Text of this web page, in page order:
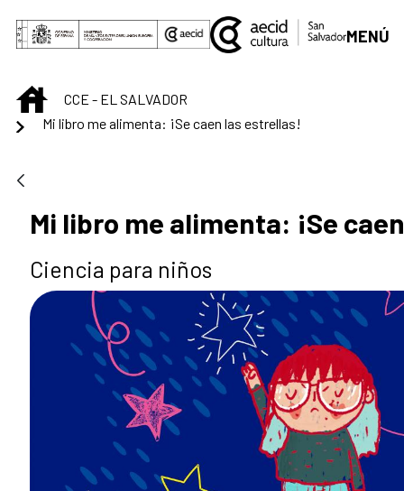
Saltar al contenido principal
MENÚ
INICIOCCE - EL SALVADOR
Mi libro me alimenta: ¡Se caen las estrellas!
Mi libro me alimenta: ¡Se
Ciencia para niños